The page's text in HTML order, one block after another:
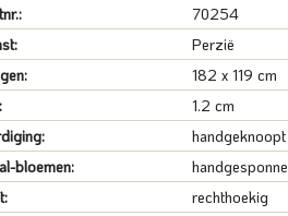
70254
Perzië
182 x 119 cm
1.2 cm
handgeknoopt
bloemen:
rechthoekig